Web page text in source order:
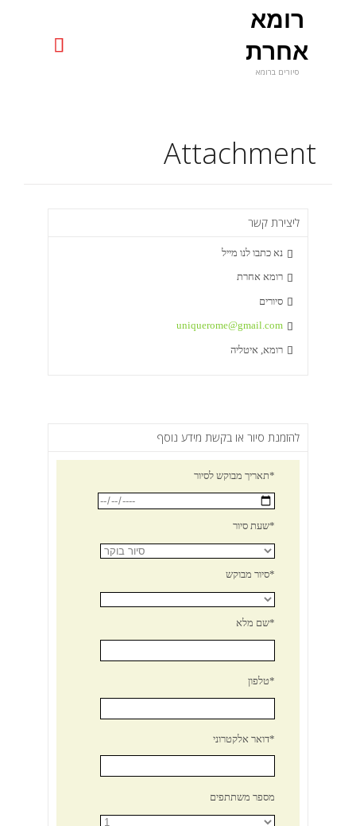
רומא
אחרת
סיורים ברומא

Attachment
ליצירת קשר
 נא כתבו לנו מייל
 רומא אחרת
 סיורים

uniquerome@gmail.com
 רומא, איטליה
להזמנת סיור או בקשת מידע נוסף
תאריך מבוקש לסיור*
שעת סיור*
סיור מבוקש*
שם מלא*
טלפון*
דואר אלקטרוני*
מספר משתתפים